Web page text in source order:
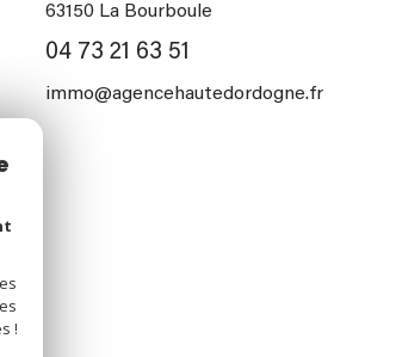
63150 La Bourboule
04 73 21 63 51
immo@agencehautedordogne.fr
!